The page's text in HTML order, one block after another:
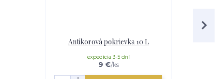
Antikorová pokrievka 10 L
9 €/ks
expedícia 3-5 dní